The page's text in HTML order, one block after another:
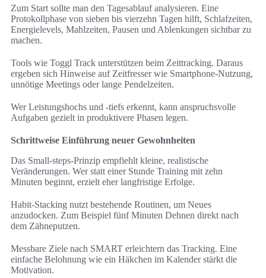
Zum Start sollte man den Tagesablauf analysieren. Eine
Protokollphase von sieben bis vierzehn Tagen hilft, Schlafzeiten,
Energielevels, Mahlzeiten, Pausen und Ablenkungen sichtbar zu
machen.
Tools wie Toggl Track unterstützen beim Zeittracking. Daraus
ergeben sich Hinweise auf Zeitfresser wie Smartphone-Nutzung,
unnötige Meetings oder lange Pendelzeiten.
Wer Leistungshochs und -tiefs erkennt, kann anspruchsvolle
Aufgaben gezielt in produktivere Phasen legen.
Schrittweise Einführung neuer Gewohnheiten
Das Small-steps-Prinzip empfiehlt kleine, realistische
Veränderungen. Wer statt einer Stunde Training mit zehn
Minuten beginnt, erzielt eher langfristige Erfolge.
Habit-Stacking nutzt bestehende Routinen, um Neues
anzudocken. Zum Beispiel fünf Minuten Dehnen direkt nach
dem Zähneputzen.
Messbare Ziele nach SMART erleichtern das Tracking. Eine
einfache Belohnung wie ein Häkchen im Kalender stärkt die
Motivation.